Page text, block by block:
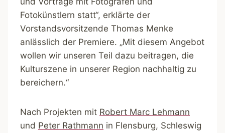
Fotokünstlern statt“, erklärte der
Vorstandsvorsitzende Thomas Menke
anlässlich der Premiere. „Mit diesem Angebot
wollen wir unseren Teil dazu beitragen, die
Kulturszene in unserer Region nachhaltig zu
bereichern.“
Nach Projekten mit Robert Marc Lehmann
und Peter Rathmann in Flensburg, Schleswig